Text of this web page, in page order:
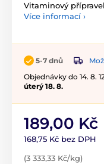
Vitaminový
Více informací ›
5-7 dnů
Objednávky do 14. 8.
úterý 18. 8.
189,00 Kč
168,75 Kč bez DPH
(3 333,33 Kč/kg)